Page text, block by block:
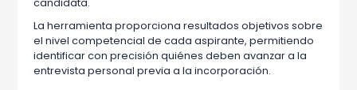
candidata.
La herramienta proporciona resultados objetivos sobre
el nivel competencial de cada aspirante, permitiendo
identificar con precisión quiénes deben avanzar a la
entrevista personal previa a la incorporación.